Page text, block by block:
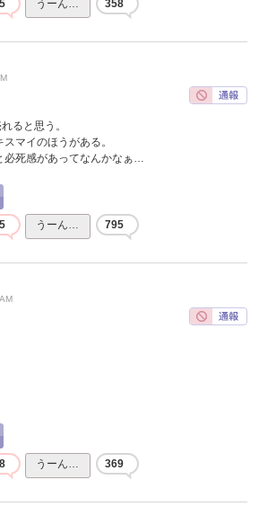
うーん… 358
ると思う。
マイのほうがある。
必死感があってなんかなぁ…
うーん… 795
うーん… 369